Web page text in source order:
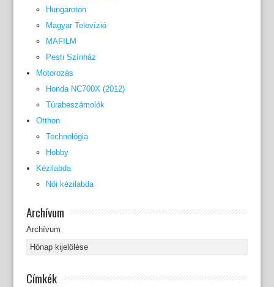
Hungaroton
Magyar Televízió
MAFILM
Pesti Színház
Motorozás
Honda NC700X (2012)
Túrabeszámolók
Otthon
Technológia
Hobby
Kézilabda
Női kézilabda
Archívum
Archívum
Címkék